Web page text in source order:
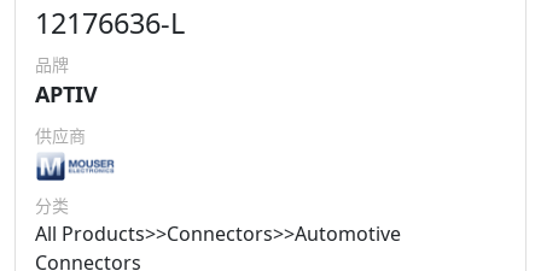
12176636-L
品牌
APTIV
供应商
分类
All Products>>Connectors>>Automotive
Connectors